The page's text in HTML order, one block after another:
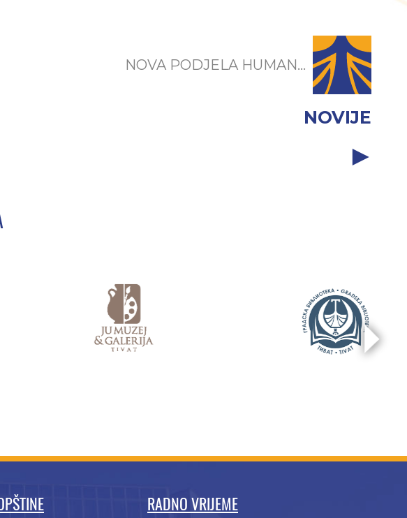
NOVA PODJELA HUMAN...
NOVIJE
RADNO VRIJEME